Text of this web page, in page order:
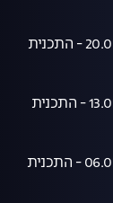
המטה המרכזי 20.05.23 - התכנית
המטה המרכזי 13.05.23 - התכנית
המטה המרכזי 06.05.23 - התכנית